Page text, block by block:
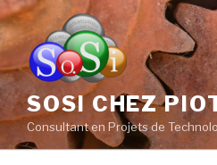
Aller
au
contenu
principal
SOSI CHEZ
Consultant en Projets de